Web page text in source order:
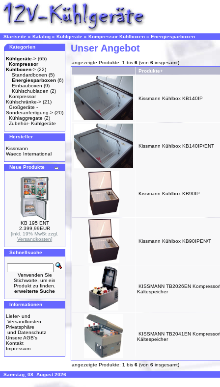
Startseite » Katalog » Kühlgeräte » Kompressor Kühlboxen » Energiesparboxen
Kategorien
Kühlgeräte-> (65)
Kompressor
Kühlboxen-> (22)
Standardboxen (5)
Energiesparboxen (6)
Einbauboxen (9)
Kühlschubladen (2)
Kompressor
Kühlschränke-> (21)
Großgeräte -
Sonderanfertigung-> (20)
Kühlaggregate (2)
Zubehör- Kühlgeräte
Hersteller
Kissmann
Waeco International
Neue Produkte
KB 195 ENT
2.399,99EUR
[inkl. 19% MwSt zzgl.
Versandkosten]
Schnellsuche
Verwenden Sie
Stichworte, um ein
Produkt zu finden.
erweiterte Suche
Informationen
Liefer- und
Versandkosten
Privatsphäre
und Datenschutz
Unsere AGB's
Kontakt
Impressum
Unser Angebot
angezeigte Produkte: 1 bis 6 (von 6 insgesamt)
Produkte+
Kissmann Kühlbox KB140IP
Kissmann Kühlbox KB140IP/ENT
Kissmann Kühlbox KB90IP
Kissmann Kühlbox KB90IPEN/T
KISSMANN TB2026EN
Kältespeicher
KISSMANN TB2041EN
Kältespeicher
angezeigte Produkte: 1 bis 6 (von 6 insgesamt)
Samstag, 08. August 2026